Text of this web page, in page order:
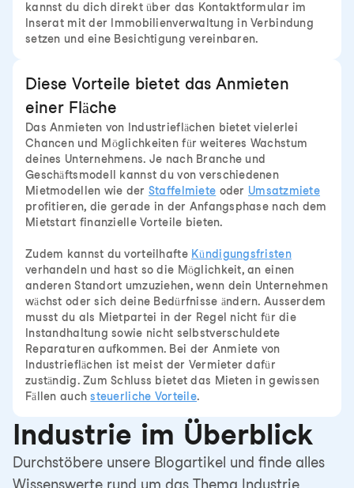
kannst du dich direkt über das Kontaktformular im
Inserat mit der Immobilienverwaltung in Verbindung
setzen und eine Besichtigung vereinbaren.
Diese Vorteile bietet das Anmieten
einer Fläche
Das Anmieten von Industrieflächen bietet vielerlei
Chancen und Möglichkeiten für weiteres Wachstum
deines Unternehmens. Je nach Branche und
Geschäftsmodell kannst du von verschiedenen
Mietmodellen wie der Staffelmiete oder Umsatzmiete
profitieren, die gerade in der Anfangsphase nach dem
Mietstart finanzielle Vorteile bieten.
Zudem kannst du vorteilhafte Kündigungsfristen
verhandeln und hast so die Möglichkeit, an einen
anderen Standort umzuziehen, wenn dein Unternehmen
wächst oder sich deine Bedürfnisse ändern. Ausserdem
musst du als Mietpartei in der Regel nicht für die
Instandhaltung sowie nicht selbstverschuldete
Reparaturen aufkommen. Bei der Anmiete von
Industrieflächen ist meist der Vermieter dafür
zuständig. Zum Schluss bietet das Mieten in gewissen
Fällen auchsteuerliche Vorteile.
Industrie im Überblick
Durchstöbere unsere Blogartikel und finde alles
Wissenswerte rund um das Thema Industrie